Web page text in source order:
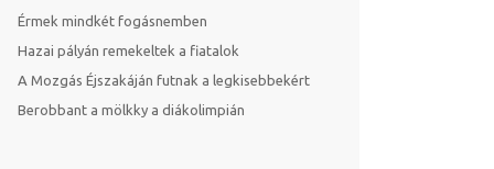
Érmek mindkét fogásnemben
Hazai pályán remekeltek a fiatalok
A Mozgás Éjszakáján futnak a legkisebbekért
Berobbant a mölkky a diákolimpián